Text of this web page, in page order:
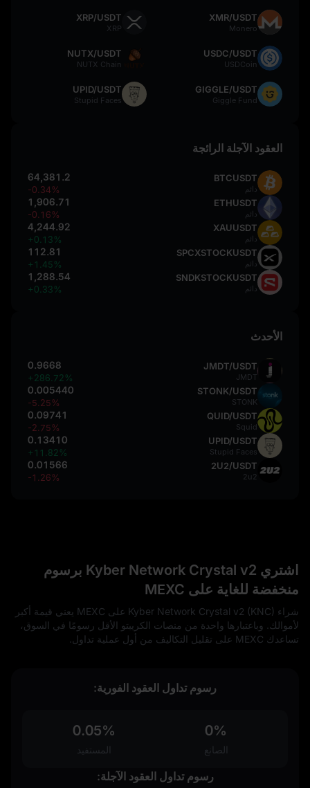
XMR/USDT
Monero
XRP/USDT
XRP
USDC/USDT
USDCoin
NUTX/USDT
NUTX Chain
GIGGLE/USDT
Giggle Fund
UPID/USDT
Stupid Faces
العقود الآجلة الرائجة
BTCUSDT
دائم
64,381.2
-0.34%
ETHUSDT
دائم
1,906.71
-0.16%
XAUUSDT
دائم
4,244.92
+0.13%
SPCXSTOCKUSDT
دائم
112.81
+1.45%
SNDKSTOCKUSDT
دائم
1,288.54
+0.33%
الأحدث
JMDT/USDT
JMDT
0.9668
+286.72%
STONK/USDT
STONK
0.005440
-5.25%
QUID/USDT
Squid
0.09741
-2.75%
UPID/USDT
Stupid Faces
0.13410
+11.82%
2U2/USDT
2u2
0.01566
-1.26%
اشتري Kyber Network Crystal v2 برسوم
منخفضة للغاية على MEXC
شراء Kyber Network Crystal v2 (KNC) على MEXC يعني قيمة أكبر
لأموالك. وباعتبارها واحدة من منصات الكريبتو الأقل رسومًا في السوق،
تساعدك MEXC على تقليل التكاليف من أول عملية تداول.
رسوم تداول العقود الفورية:
0%
الصانع
0.05%
المستفيد
رسوم تداول العقود الآجلة: